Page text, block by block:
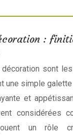
:
sont
une simple
et
considérées
un rôle